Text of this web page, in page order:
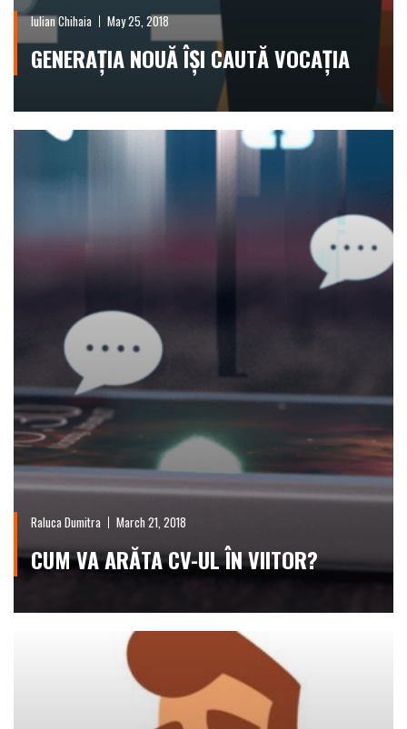
Iulian Chihaia May 25, 2018
GENERAȚIA NOUĂ ÎȘI CAUTĂ VOCAȚIA
Raluca Dumitra March 21, 2018
CUM VA ARĂTA CV-UL ÎN VIITOR?